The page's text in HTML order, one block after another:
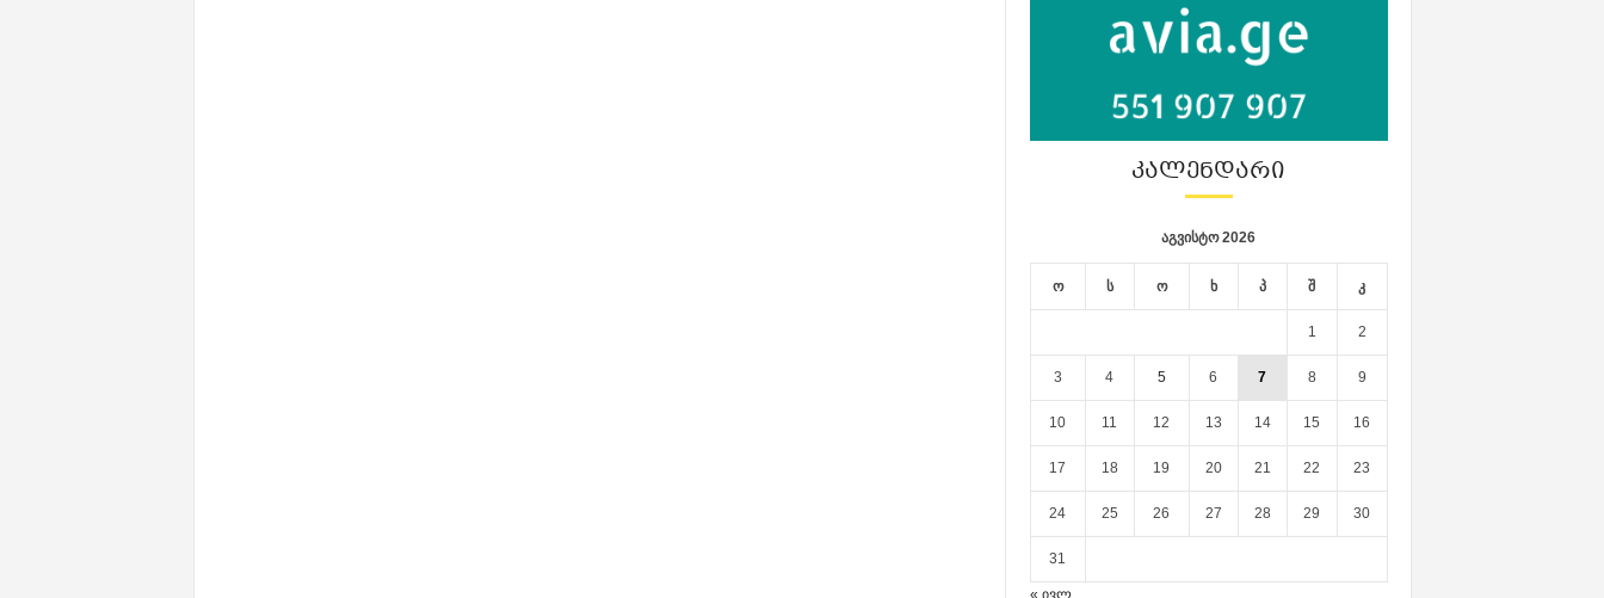
ᲙᲐᲚᲔᲜᲓᲐᲠᲘ
აგვისტო 2026
ო ს ო ხ პ შ კ
1 2
3 4 5 6 7 8 9
10 11 12 13 14 15 16
17 18 19 20 21 22 23
24 25 26 27 28 29 30
31